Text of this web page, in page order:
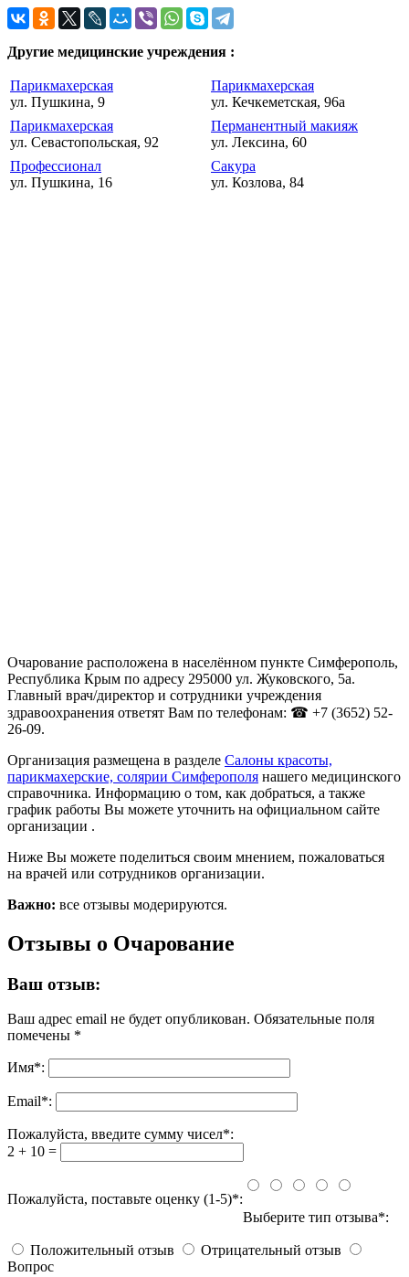
Другие медицинские учреждения :
Парикмахерская
ул. Пушкина, 9
Парикмахерская
ул. Кечкеметская, 96а
Парикмахерская
ул. Севастопольская, 92
Перманентный макияж
ул. Лексина, 60
Профессионал
ул. Пушкина, 16
Сакура
ул. Козлова, 84
Очарование расположена в населённом пункте Симферополь,
Республика Крым по адресу 295000 ул. Жуковского, 5а.
Главный врач/директор и сотрудники учреждения
здравоохранения ответят Вам по телефонам: ☎ +7 (3652) 52-
26-09.
Организация размещена в разделе Салоны красоты,
парикмахерские, солярии Симферополя нашего медицинского
справочника. Информацию о том, как добраться, а также
график работы Вы можете уточнить на официальном сайте
организации .
Ниже Вы можете поделиться своим мнением, пожаловаться
на врачей или сотрудников организации.
Важно: все отзывы модерируются.
Отзывы о Очарование
Ваш отзыв:
Ваш адрес email не будет опубликован. Обязательные поля
помечены *
Имя*:
Email*:
Пожалуйста, введите сумму чисел*:
2 + 10 =
Пожалуйста, поставьте оценку (1-5)*:
Выберите тип отзыва*:
Положительный отзыв
Отрицательный отзыв
Вопрос